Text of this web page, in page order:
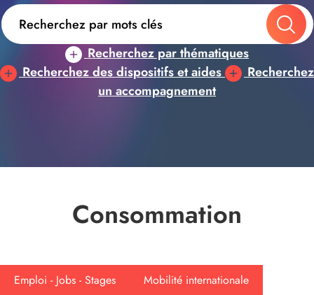
Recherchez par thématiques
Recherchez des dispositifs et aides
Recherchez
un accompagnement
Consommation
Emploi - Jobs - Stages
Mobilité internationale